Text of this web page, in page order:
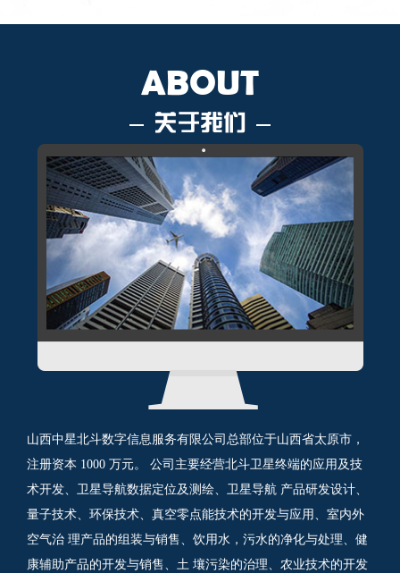
ABOUT
关于我们
山西中星北斗数字信息服务有限公司总部位于山西省太原市，
注册资本 1000 万元。 公司主要经营北斗卫星终端的应用及技
术开发、卫星导航数据定位及测绘、卫星导航 产品研发设计、
量子技术、环保技术、真空零点能技术的开发与应用、室内外
空气治 理产品的组装与销售、饮用水，污水的净化与处理、健
康辅助产品的开发与销售、土 壤污染的治理、农业技术的开发